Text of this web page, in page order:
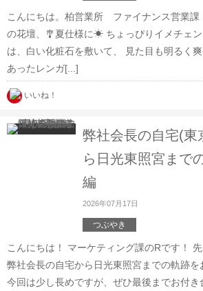
こんにちは。柏営業所 ファイナンス営業
の花壇、🎐夏仕様に☀ ちょっぴりイメチェン
は、白い化粧石を敷いて、 見た目も明るく
あったレンガ[...]
いいね！
弊社会長の自宅(東
ら日光東照宮まで
編
2026年07月17日
つぶやき
こんにちは！ マーケティング課のRです！
弊社会長の自宅から日光東照宮までの軌跡を
今回は少し長めですが、ぜひ最後までお付